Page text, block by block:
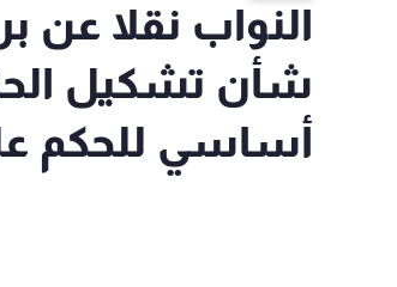
النواب نقلا عن
شأن تشكيل
أساسي للحكم